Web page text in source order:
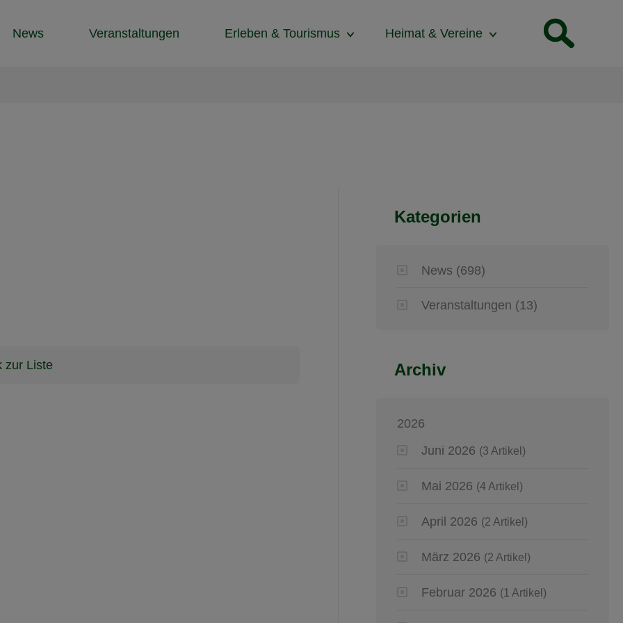
News
Veranstaltungen Erleben & Tourismus Heimat & Vereine
zur Liste
Kategorien
News (698)
Veranstaltungen (13)
Archiv
2026
Juni 2026 (3 Artikel)
Mai 2026 (4 Artikel)
April 2026 (2 Artikel)
März 2026 (2 Artikel)
Februar 2026 (1 Artikel)